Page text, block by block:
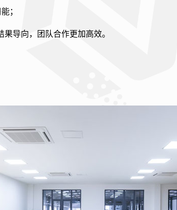
；
导向，团队合作更加高效。